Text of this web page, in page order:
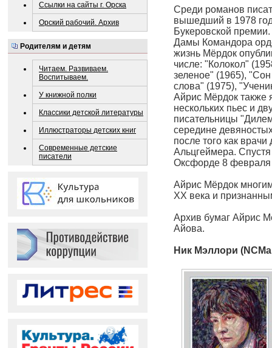
Ссылки на сайты г. Орска
Орский рабочий. Архив
Родителям и детям
Читаем. Развиваем.
Воспитываем.
У книжной полки
Классики детской литературы
Иллюстраторы детских книг
Современные детские
писатели
Среди романов
вышедший в 1978
Букеровской
Дамы Командора
жизнь Мёрдок
числе: "Колокол"
зеленое" (1965),
слова" (1975),
Айрис Мёрдок также
нескольких пьес и
писательницы
середине
после того как
Альцгеймера. Спустя
Оксфорде 8 февраля
Айрис Мёрдок
XX века и
Архив бумаг Айрис
Айова.
Ник Мэллори